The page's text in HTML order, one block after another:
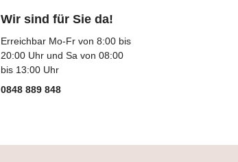
Wir sind für Sie da!
Erreichbar Mo-Fr von 8:00 bis
20:00 Uhr und Sa von 08:00
bis 13:00 Uhr
0848 889 848